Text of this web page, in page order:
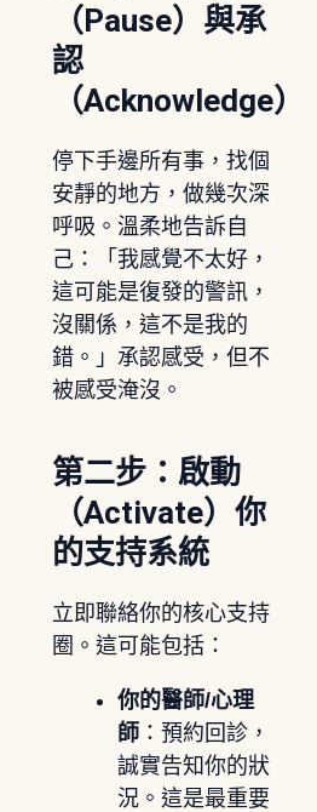
（Pause）與承
認
（Acknowledge）
停下手邊所有事，找個
安靜的地方，做幾次深
呼吸。溫柔地告訴自
己：「我感覺不太好，
這可能是復發的警訊，
沒關係，這不是我的
錯。」承認感受，但不
被感受淹沒。
第二步：啟動
（Activate）你
的支持系統
立即聯絡你的核心支持
圈。這可能包括：
你的醫師/心理
師：預約回診，
誠實告知你的狀
況。這是最重要